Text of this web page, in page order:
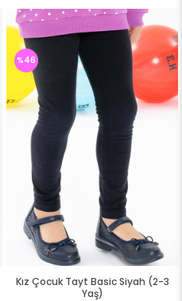
Kız Çocuk Tayt Basic Siyah (2-3
Yaş)
%46